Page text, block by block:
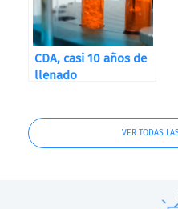
CDA, casi 10 años de
llenado
VER TODAS